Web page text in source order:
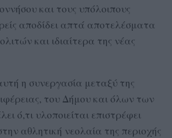
και τους υπόλοιπους
αποδίδει απτά αποτελέσματα
και ιδιαίτερα της νέας
η συνεργασία μεταξύ της
του Δήμου και όλων των
ό,τι υλοποιείται επιστρέφει
αθλητική νεολαία της περιοχής